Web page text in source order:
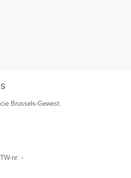
Brussels-Gewest.
nr: -